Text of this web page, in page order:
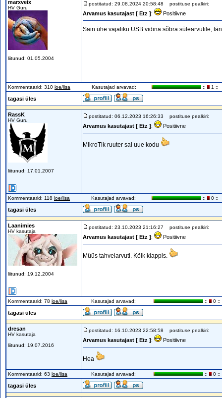
marxveix
HV Guru
liitunud: 01.05.2004
postitatud: 29.08.2024 20:58:48 postituse pealkiri:
Arvamus kasutajast [ Etz ]: Positiivne
Sain ühe vajaliku USB vidina sõbra sülearvutile,
Kommentaarid: 310 loe/lisa Kasutajad arvavad: :: 1 ::
tagasi üles
RassK
HV Guru
liitunud: 17.01.2007
postitatud: 06.12.2023 16:26:33 postituse pealkiri:
Arvamus kasutajast [ Etz ]: Positiivne
MikroTik ruuter sai uue kodu
Kommentaarid: 118 loe/lisa Kasutajad arvavad: :: 0 ::
tagasi üles
Laanimies
HV kasutaja
liitunud: 19.12.2004
postitatud: 23.10.2023 21:16:27 postituse pealkiri:
Arvamus kasutajast [ Etz ]: Positiivne
Müüs tahvelarvuti. Kõik klappis.
Kommentaarid: 78 loe/lisa Kasutajad arvavad: :: 0 ::
tagasi üles
dresan
HV kasutaja
liitunud: 19.07.2016
postitatud: 16.10.2023 22:58:58 postituse pealkiri:
Arvamus kasutajast [ Etz ]: Positiivne
Hea
Kommentaarid: 63 loe/lisa Kasutajad arvavad: :: 0 ::
tagasi üles